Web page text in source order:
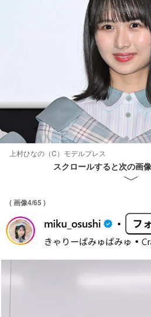
上村ひなの（C）モデルプレス
スクロールすると次の画
( 画像4/65 )